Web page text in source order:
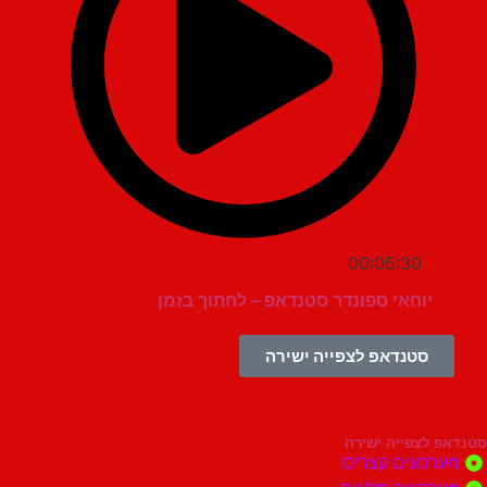
00:05:30
יוחאי ספונדר סטנדאפ – לחתוך בזמן
סטנדאפ לצפייה ישירה
ישירה
קצרים